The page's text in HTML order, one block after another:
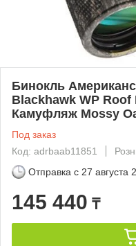
Бинокль
Blackhawk WP Roof
Камуфляж Mossy
Под заказ
Код: adrbaab11851
Отправка с 27 августа
145 440 ₸